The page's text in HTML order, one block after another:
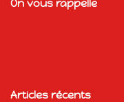
On vous rappelle
Articles récents